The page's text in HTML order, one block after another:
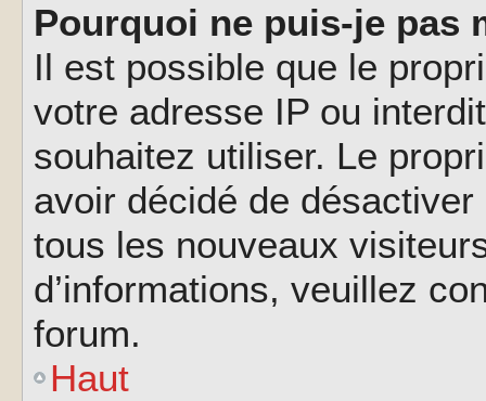
Pourquoi ne puis-je pas
Il est possible que le
votre adresse IP ou
souhaitez utiliser. Le
avoir décidé de
tous les nouveaux
d’informations, veuillez
forum.
Haut